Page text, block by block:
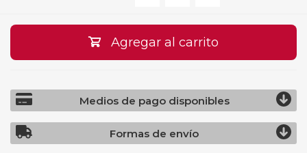
Agregar al carrito
Medios de pago disponibles
Formas de envío